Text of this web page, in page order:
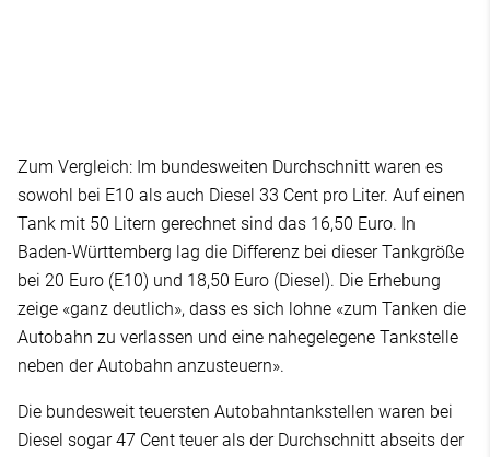
Zum Vergleich: Im bundesweiten Durchschnitt waren es
sowohl bei E10 als auch Diesel 33 Cent pro Liter. Auf einen
Tank mit 50 Litern gerechnet sind das 16,50 Euro. In
Baden-Württemberg lag die Differenz bei dieser Tankgröße
bei 20 Euro (E10) und 18,50 Euro (Diesel). Die Erhebung
zeige «ganz deutlich», dass es sich lohne «zum Tanken die
Autobahn zu verlassen und eine nahegelegene Tankstelle
neben der Autobahn anzusteuern».
Die bundesweit teuersten Autobahntankstellen waren bei
Diesel sogar 47 Cent teuer als der Durchschnitt abseits der